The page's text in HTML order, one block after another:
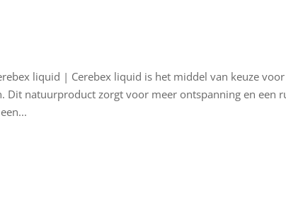
liquid | Cerebex liquid is het middel van keuze
Dit natuurproduct zorgt voor meer ontspanning en een